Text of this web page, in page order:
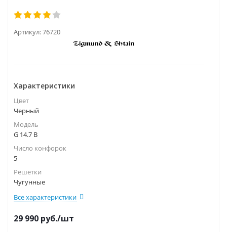
Артикул:76720
Характеристики
Цвет
Черный
Модель
G 14.7 B
Число конфорок
5
Решетки
Чугунные
Все характеристики
29 990 руб./шт